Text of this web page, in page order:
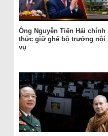
Ông Nguyễn Tiến Hải chính
thức giữ ghế bộ trưởng nội
vụ